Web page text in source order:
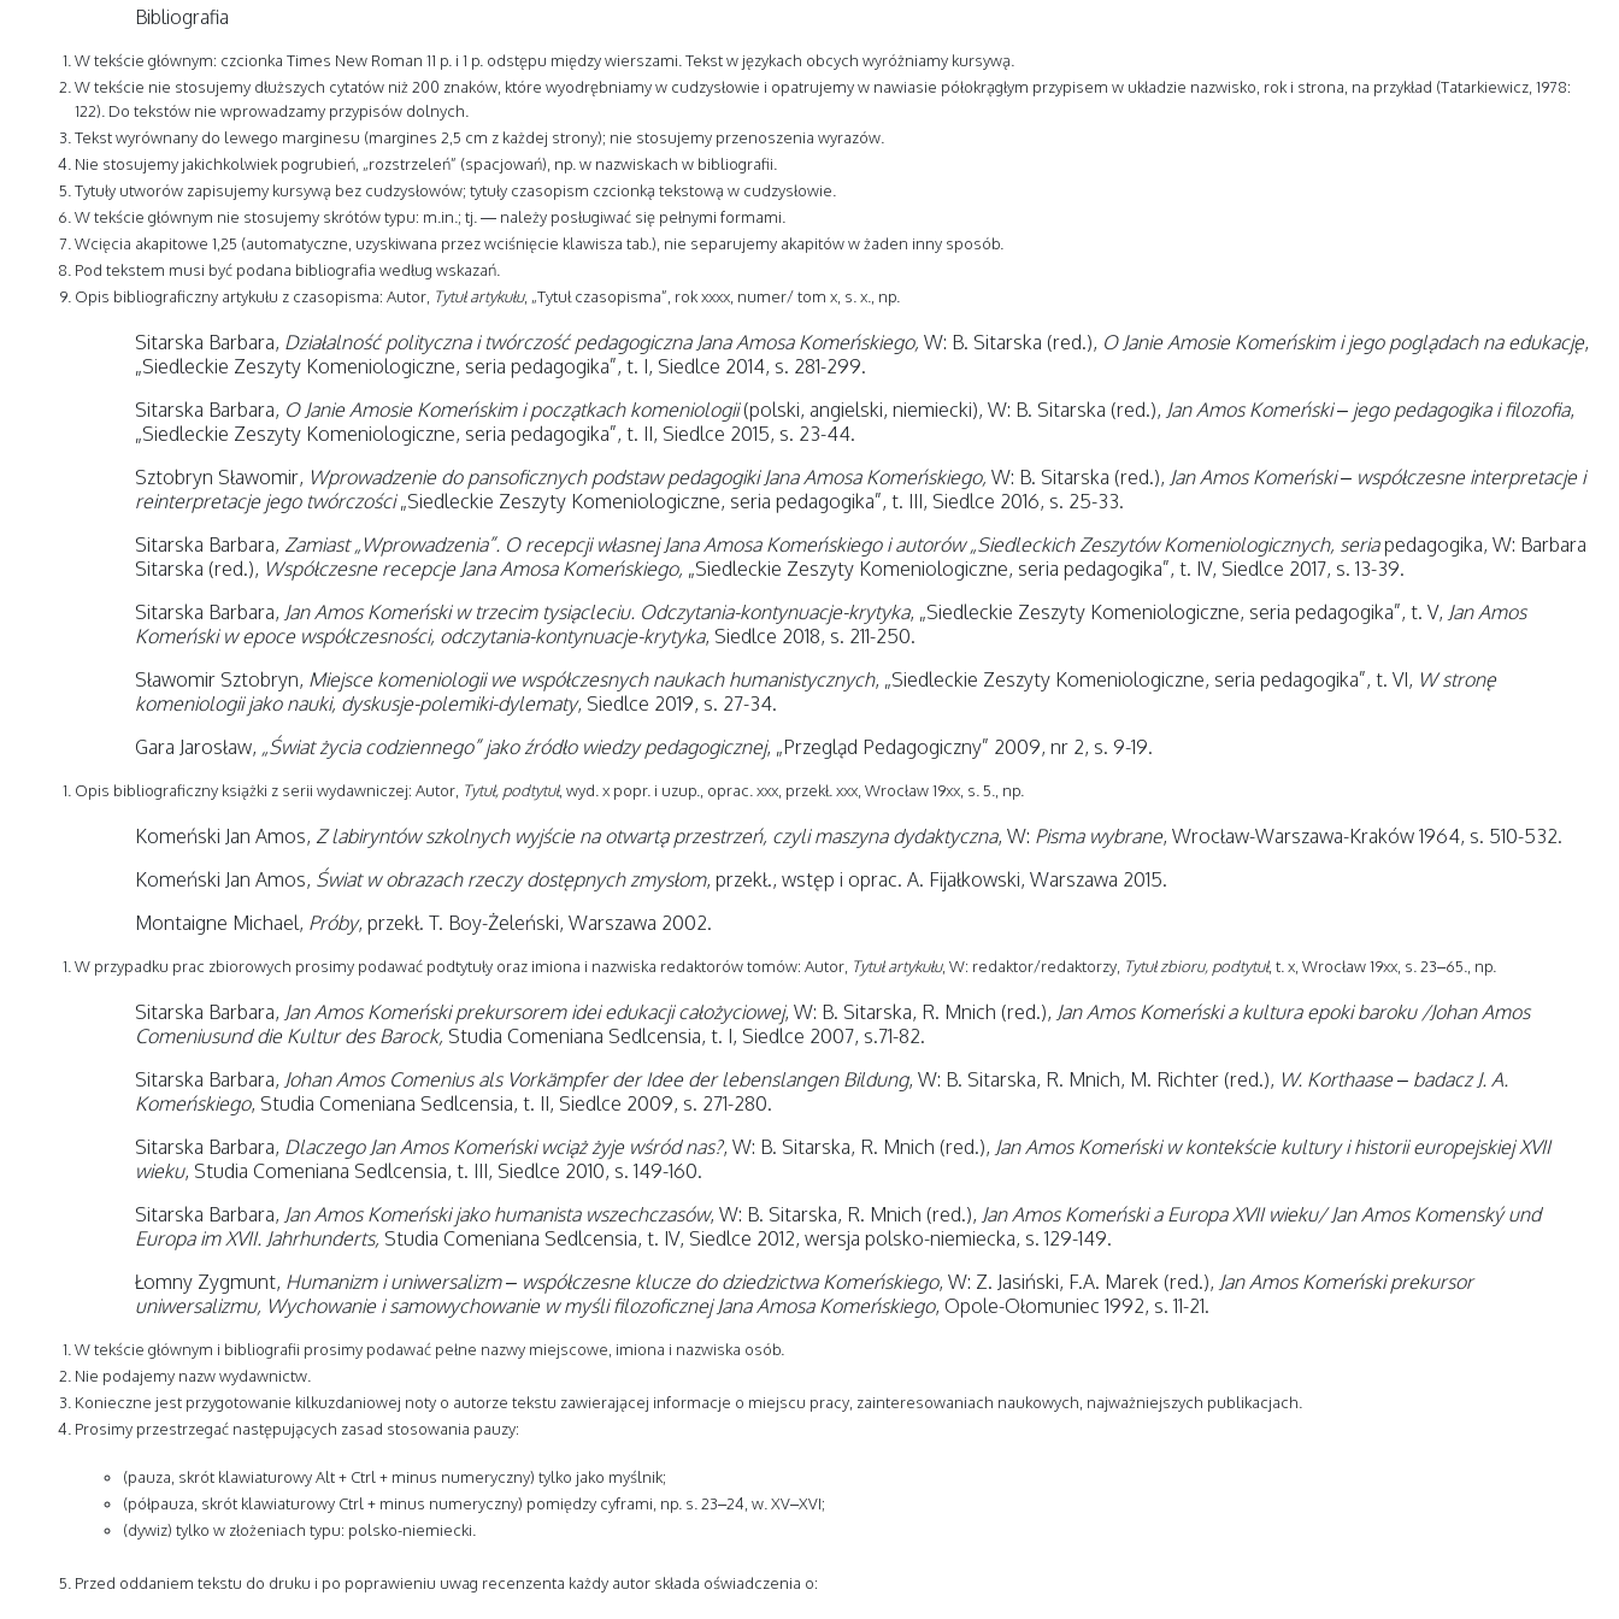
Bibliografia
W tekście głównym: czcionka Times New Roman 11 p. i 1 p. odstępu między wierszami. Tekst w językach obcych wyróżniamy kursywą.
W tekście nie stosujemy dłuższych cytatów niż 200 znaków, które wyodrębniamy w cudzysłowie i opatrujemy w nawiasie półokrągłym przypisem w układzie nazwisko, rok i strona, na przykład (Tatarkiewicz, 1978:
122). Do tekstów nie wprowadzamy przypisów dolnych.
Tekst wyrównany do lewego marginesu (margines 2,5 cm z każdej strony); nie stosujemy przenoszenia wyrazów.
Nie stosujemy jakichkolwiek pogrubień, „rozstrzeleń” (spacjowań), np. w nazwiskach w bibliografii.
Tytuły utworów zapisujemy kursywą bez cudzysłowów; tytuły czasopism czcionką tekstową w cudzysłowie.
W tekście głównym nie stosujemy skrótów typu: m.in.; tj. — należy posługiwać się pełnymi formami.
Wcięcia akapitowe 1,25 (automatyczne, uzyskiwana przez wciśnięcie klawisza tab.), nie separujemy akapitów w żaden inny sposób.
Pod tekstem musi być podana bibliografia według wskazań.
Opis bibliograficzny artykułu z czasopisma: Autor, Tytuł artykułu, „Tytuł czasopisma”, rok xxxx, numer/ tom x, s. x., np.
Sitarska Barbara, Działalność polityczna i twórczość pedagogiczna Jana Amosa Komeńskiego, W: B. Sitarska (red.), O Janie Amosie Komeńskim i jego poglądach na edukację,
„Siedleckie Zeszyty Komeniologiczne, seria pedagogika”, t. I, Siedlce 2014, s. 281-299.
Sitarska Barbara, O Janie Amosie Komeńskim i początkach komeniologii(polski, angielski, niemiecki), W: B. Sitarska (red.), Jan Amos Komeński – jego pedagogika i filozofia,
„Siedleckie Zeszyty Komeniologiczne, seria pedagogika”, t. II, Siedlce 2015, s. 23-44.
Sztobryn Sławomir, Wprowadzenie do pansoficznych podstaw pedagogiki Jana Amosa Komeńskiego, W: B. Sitarska (red.), Jan Amos Komeński – współczesne interpretacje i
reinterpretacje jego twórczości„Siedleckie Zeszyty Komeniologiczne, seria pedagogika”, t. III, Siedlce 2016, s. 25-33.
Sitarska Barbara, Zamiast „Wprowadzenia”. O recepcji własnej Jana Amosa Komeńskiego i autorów „Siedleckich Zeszytów Komeniologicznych, seriapedagogika, W: Barbara
Sitarska (red.), Współczesne recepcje Jana Amosa Komeńskiego, „Siedleckie Zeszyty Komeniologiczne, seria pedagogika”, t. IV, Siedlce 2017, s. 13-39.
Sitarska Barbara, Jan Amos Komeński w trzecim tysiącleciu. Odczytania-kontynuacje-krytyka, „Siedleckie Zeszyty Komeniologiczne, seria pedagogika”, t. V, Jan Amos
Komeński w epoce współczesności, odczytania-kontynuacje-krytyka, Siedlce 2018, s. 211-250.
Sławomir Sztobryn, Miejsce komeniologii we współczesnych naukach humanistycznych, „Siedleckie Zeszyty Komeniologiczne, seria pedagogika”, t. VI, W stronę
komeniologii jako nauki, dyskusje-polemiki-dylematy, Siedlce 2019, s. 27-34.
Gara Jarosław, „Świat życia codziennego” jako źródło wiedzy pedagogicznej, „Przegląd Pedagogiczny” 2009, nr 2, s. 9-19.
Opis bibliograficzny książki z serii wydawniczej: Autor, Tytuł, podtytuł, wyd. x popr. i uzup., oprac. xxx, przekł. xxx, Wrocław 19xx, s. 5., np.
Komeński Jan Amos, Z labiryntów szkolnych wyjście na otwartą przestrzeń, czyli maszyna dydaktyczna, W: Pisma wybrane, Wrocław-Warszawa-Kraków 1964, s. 510-532.
Komeński Jan Amos, Świat w obrazach rzeczy dostępnych zmysłom, przekł., wstęp i oprac. A. Fijałkowski, Warszawa 2015.
Montaigne Michael, Próby, przekł. T. Boy-Żeleński, Warszawa 2002.
W przypadku prac zbiorowych prosimy podawać podtytuły oraz imiona i nazwiska redaktorów tomów: Autor, Tytuł artykułu, W: redaktor/redaktorzy, Tytuł zbioru, podtytuł, t. x, Wrocław 19xx, s. 23–65., np.
Sitarska Barbara, Jan Amos Komeński prekursorem idei edukacji całożyciowej, W: B. Sitarska, R. Mnich (red.), Jan Amos Komeński a kultura epoki baroku /Johan Amos
Comeniusund die Kultur des Barock, Studia Comeniana Sedlcensia, t. I, Siedlce 2007, s.71-82.
Sitarska Barbara, Johan Amos Comenius als Vorkämpfer der Idee der lebenslangen Bildung, W: B. Sitarska, R. Mnich, M. Richter (red.), W. Korthaase – badacz J. A.
Komeńskiego, Studia Comeniana Sedlcensia, t. II, Siedlce 2009, s. 271-280.
Sitarska Barbara, Dlaczego Jan Amos Komeński wciąż żyje wśród nas?, W: B. Sitarska, R. Mnich (red.), Jan Amos Komeński w kontekście kultury i historii europejskiej XVII
wieku, Studia Comeniana Sedlcensia, t. III, Siedlce 2010, s. 149-160.
Sitarska Barbara, Jan Amos Komeński jako humanista wszechczasów, W: B. Sitarska, R. Mnich (red.), Jan Amos Komeński a Europa XVII wieku/ Jan Amos Komenský und
Europa im XVII. Jahrhunderts, Studia Comeniana Sedlcensia, t. IV, Siedlce 2012, wersja polsko-niemiecka, s. 129-149.
Łomny Zygmunt, Humanizm i uniwersalizm – współczesne klucze do dziedzictwa Komeńskiego, W: Z. Jasiński, F.A. Marek (red.), Jan Amos Komeński prekursor
uniwersalizmu, Wychowanie i samowychowanie w myśli filozoficznej Jana Amosa Komeńskiego, Opole-Ołomuniec 1992, s. 11-21.
W tekście głównym i bibliografii prosimy podawać pełne nazwy miejscowe, imiona i nazwiska osób.
Nie podajemy nazw wydawnictw.
Konieczne jest przygotowanie kilkuzdaniowej noty o autorze tekstu zawierającej informacje o miejscu pracy, zainteresowaniach naukowych, najważniejszych publikacjach.
Prosimy przestrzegać następujących zasad stosowania pauzy:
(pauza, skrót klawiaturowy Alt + Ctrl + minus numeryczny) tylko jako myślnik;
(półpauza, skrót klawiaturowy Ctrl + minus numeryczny) pomiędzy cyframi, np. s. 23–24, w. XV–XVI;
(dywiz) tylko w złożeniach typu: polsko-niemiecki.
Przed oddaniem tekstu do druku i po poprawieniu uwag recenzenta każdy autor składa oświadczenia o: